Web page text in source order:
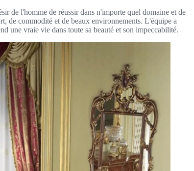
de l'homme de réussir dans n'importe quel domaine et de
de commodité et de beaux environnements. L'équipe a
une vraie vie dans toute sa beauté et son impeccabilité.